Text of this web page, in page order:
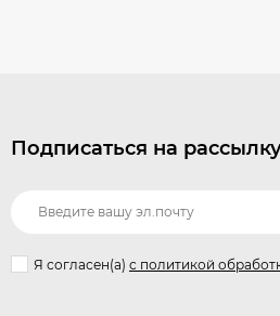
Подписаться на
Я согласен(a) с политикой